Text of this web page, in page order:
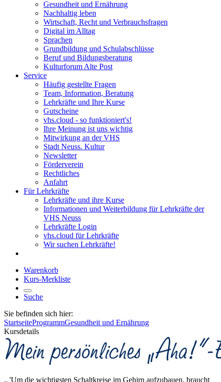
Gesundheit und Ernährung
Nachhaltig leben
Wirtschaft, Recht und Verbrauchsfragen
Digital im Alltag
Sprachen
Grundbildung und Schulabschlüsse
Beruf und Bildungsberatung
Kulturforum Alte Post
Service
Häufig gestellte Fragen
Team, Information, Beratung
Lehrkräfte und Ihre Kurse
Gutscheine
vhs.cloud - so funktioniert's!
Ihre Meinung ist uns wichtig
Mitwirkung an der VHS
Stadt Neuss. Kultur
Newsletter
Förderverein
Rechtliches
Anfahrt
Für Lehrkräfte
Lehrkräfte und ihre Kurse
Informationen und Weiterbildung für Lehrkräfte der
VHS Neuss
Lehrkräfte Login
vhs.cloud für Lehrkräfte
Wir suchen Lehrkräfte!
Warenkorb
Kurs-Merkliste
Suche
Sie befinden sich hier:
StartseiteProgrammGesundheit und Ernährung
Kursdetails
„ 'Um die wichtigsten Schaltkreise im Gehirn aufzubauen, braucht